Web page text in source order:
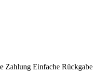
Zahlung Einfache Rückgabe